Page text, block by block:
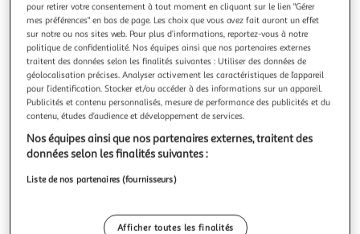
5.0 (2)
LG
Réfrigérateur combiné GBV3110EPY
Filtre anti bacterien : Non Volume : De 250 à 350 litres
Fonction réfrigération rapide : : Oui Volume du réfrigérateur
en litres (présent sur le Label Energie) : 234 L
En savoir +
Vous voulez connaître le prix de ce produit ?
Afficher le prix
pour retirer votre consentement à tout moment en cliquant sur le lien "Gérer
mes préférences" en bas de page. Les choix que vous avez fait auront un effet
sur notre ou nos sites web. Pour plus d’informations, reportez-vous à notre
politique de confidentialité. Nos équipes ainsi que nos partenaires externes
traitent des données selon les finalités suivantes : Utiliser des données de
géolocalisation précises. Analyser activement les caractéristiques de l’appareil
pour l’identification. Stocker et/ou accéder à des informations sur un appareil.
Publicités et contenu personnalisés, mesure de performance des publicités et du
contenu, études d’audience et développement de services.
Nos équipes ainsi que nos partenaires externes, traitent des
données selon les finalités suivantes :
Liste de nos partenaires (fournisseurs)
Afficher toutes les finalités